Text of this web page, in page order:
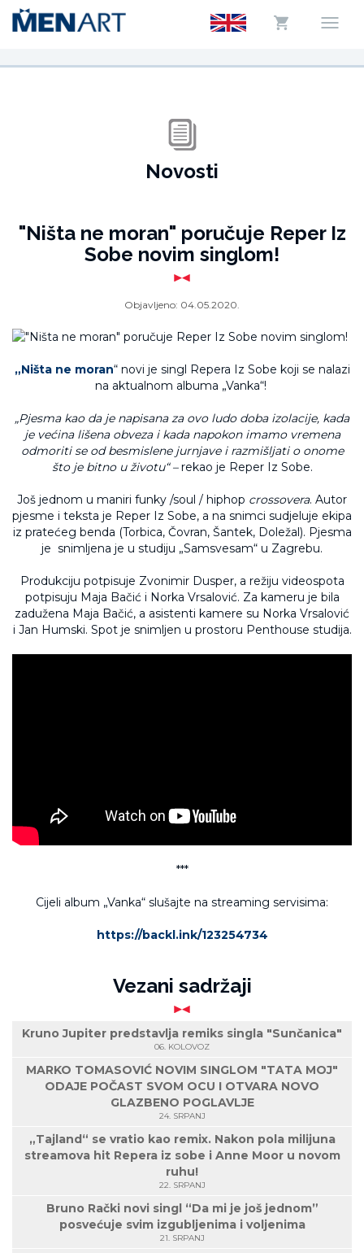
Novosti
"Ništa ne moran" poručuje Reper Iz
Sobe novim singlom!
Objavljeno: 04.05.2020.
„Ništa ne moran“ novi je singl Repera Iz Sobe koji se nalazi
na aktualnom albuma „Vanka“!
„Pjesma kao da je napisana za ovo ludo doba izolacije, kada
je većina lišena obveza i kada napokon imamo vremena
odmoriti se od besmislene jurnjave i razmišljati o onome
što je bitno u životu“ –rekao je Reper Iz Sobe.
Još jednom u maniri funky /soul / hiphop crossovera. Autor
pjesme i teksta je Reper Iz Sobe, a na snimci sudjeluje ekipa
iz pratećeg benda (Torbica, Čovran, Šantek, Doležal). Pjesma
je snimljena je u studiju „Samsvesam“ u Zagrebu.
Produkciju potpisuje Zvonimir Dusper, a režiju videospota
potpisuju Maja Bačić i Norka Vrsalović. Za kameru je bila
zadužena Maja Bačić, a asistenti kamere su Norka Vrsalović
i Jan Humski. Spot je snimljen u prostoru Penthouse studija.
***
Cijeli album „Vanka“ slušajte na streaming servisima:
https://backl.ink/123254734
Vezani sadržaji
Kruno Jupiter predstavlja remiks singla "Sunčanica"
06. KOLOVOZ
MARKO TOMASOVIĆ NOVIM SINGLOM "TATA MOJ"
ODAJE POČAST SVOM OCU I OTVARA NOVO
GLAZBENO POGLAVLJE
24. SRPANJ
„Tajland“ se vratio kao remix. Nakon pola milijuna
streamova hit Repera iz sobe i Anne Moor u novom
ruhu!
22. SRPANJ
Bruno Rački novi singl “Da mi je još jednom”
posvećuje svim izgubljenima i voljenima
21. SRPANJ